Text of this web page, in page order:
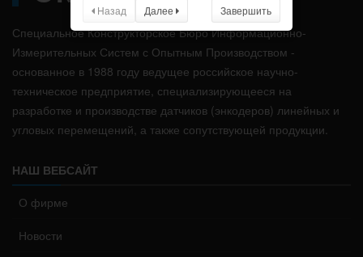
Специальное Конструкторское Бюро Информационно-
Измерительных Систем с Опытным Производством -
основанное в 1988 году ведущее российское научно-
техническое предприятие, специализирующееся на
разработке и производстве датчиков (энкодеров) линейных и
угловых перемещений, а также сопутствующей продукции.
НАШ ВЕБСАЙТ
О фирме
Новости
Назад Далее Завершить